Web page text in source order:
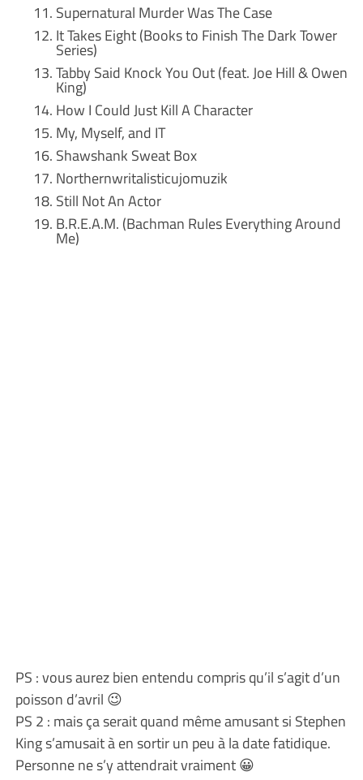
Supernatural Murder Was The Case
It Takes Eight (Books to Finish The Dark Tower
Series)
Tabby Said Knock You Out (feat. Joe Hill & Owen
King)
How I Could Just Kill A Character
My, Myself, and IT
Shawshank Sweat Box
Northernwritalisticujomuzik
Still Not An Actor
B.R.E.A.M. (Bachman Rules Everything Around
Me)
PS : vous aurez bien entendu compris qu’il s’agit d’un
poisson d’avril 😉
PS 2 : mais ça serait quand même amusant si Stephen
King s’amusait à en sortir un peu à la date fatidique.
Personne ne s’y attendrait vraiment 😀